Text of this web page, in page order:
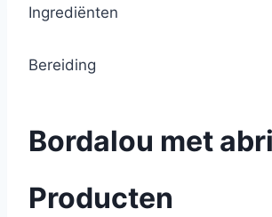
Ingrediënten
Bereiding
Bordalou met
Producten